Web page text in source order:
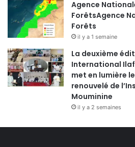
Agence
ForêtsAgence
Forêts
il y a 1 semaine
La deuxième
International
met en lumière
renouvelé de
Mouminine
il y a 2 semaines